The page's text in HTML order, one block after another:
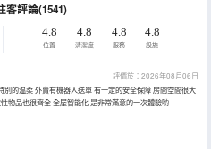
客評論(1541)
4.8
位置
4.8
清潔度
4.8
服務
4.8
設施
評價於：2026年08月06日
別的温柔 外賣有機器人送單 有一定的安全保障 房間空間很大
物品也很齊全 全屋智能化 是非常滿意的一次體驗喲